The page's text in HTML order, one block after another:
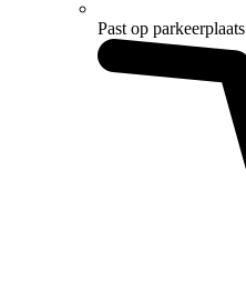
Past op parkeerplaats